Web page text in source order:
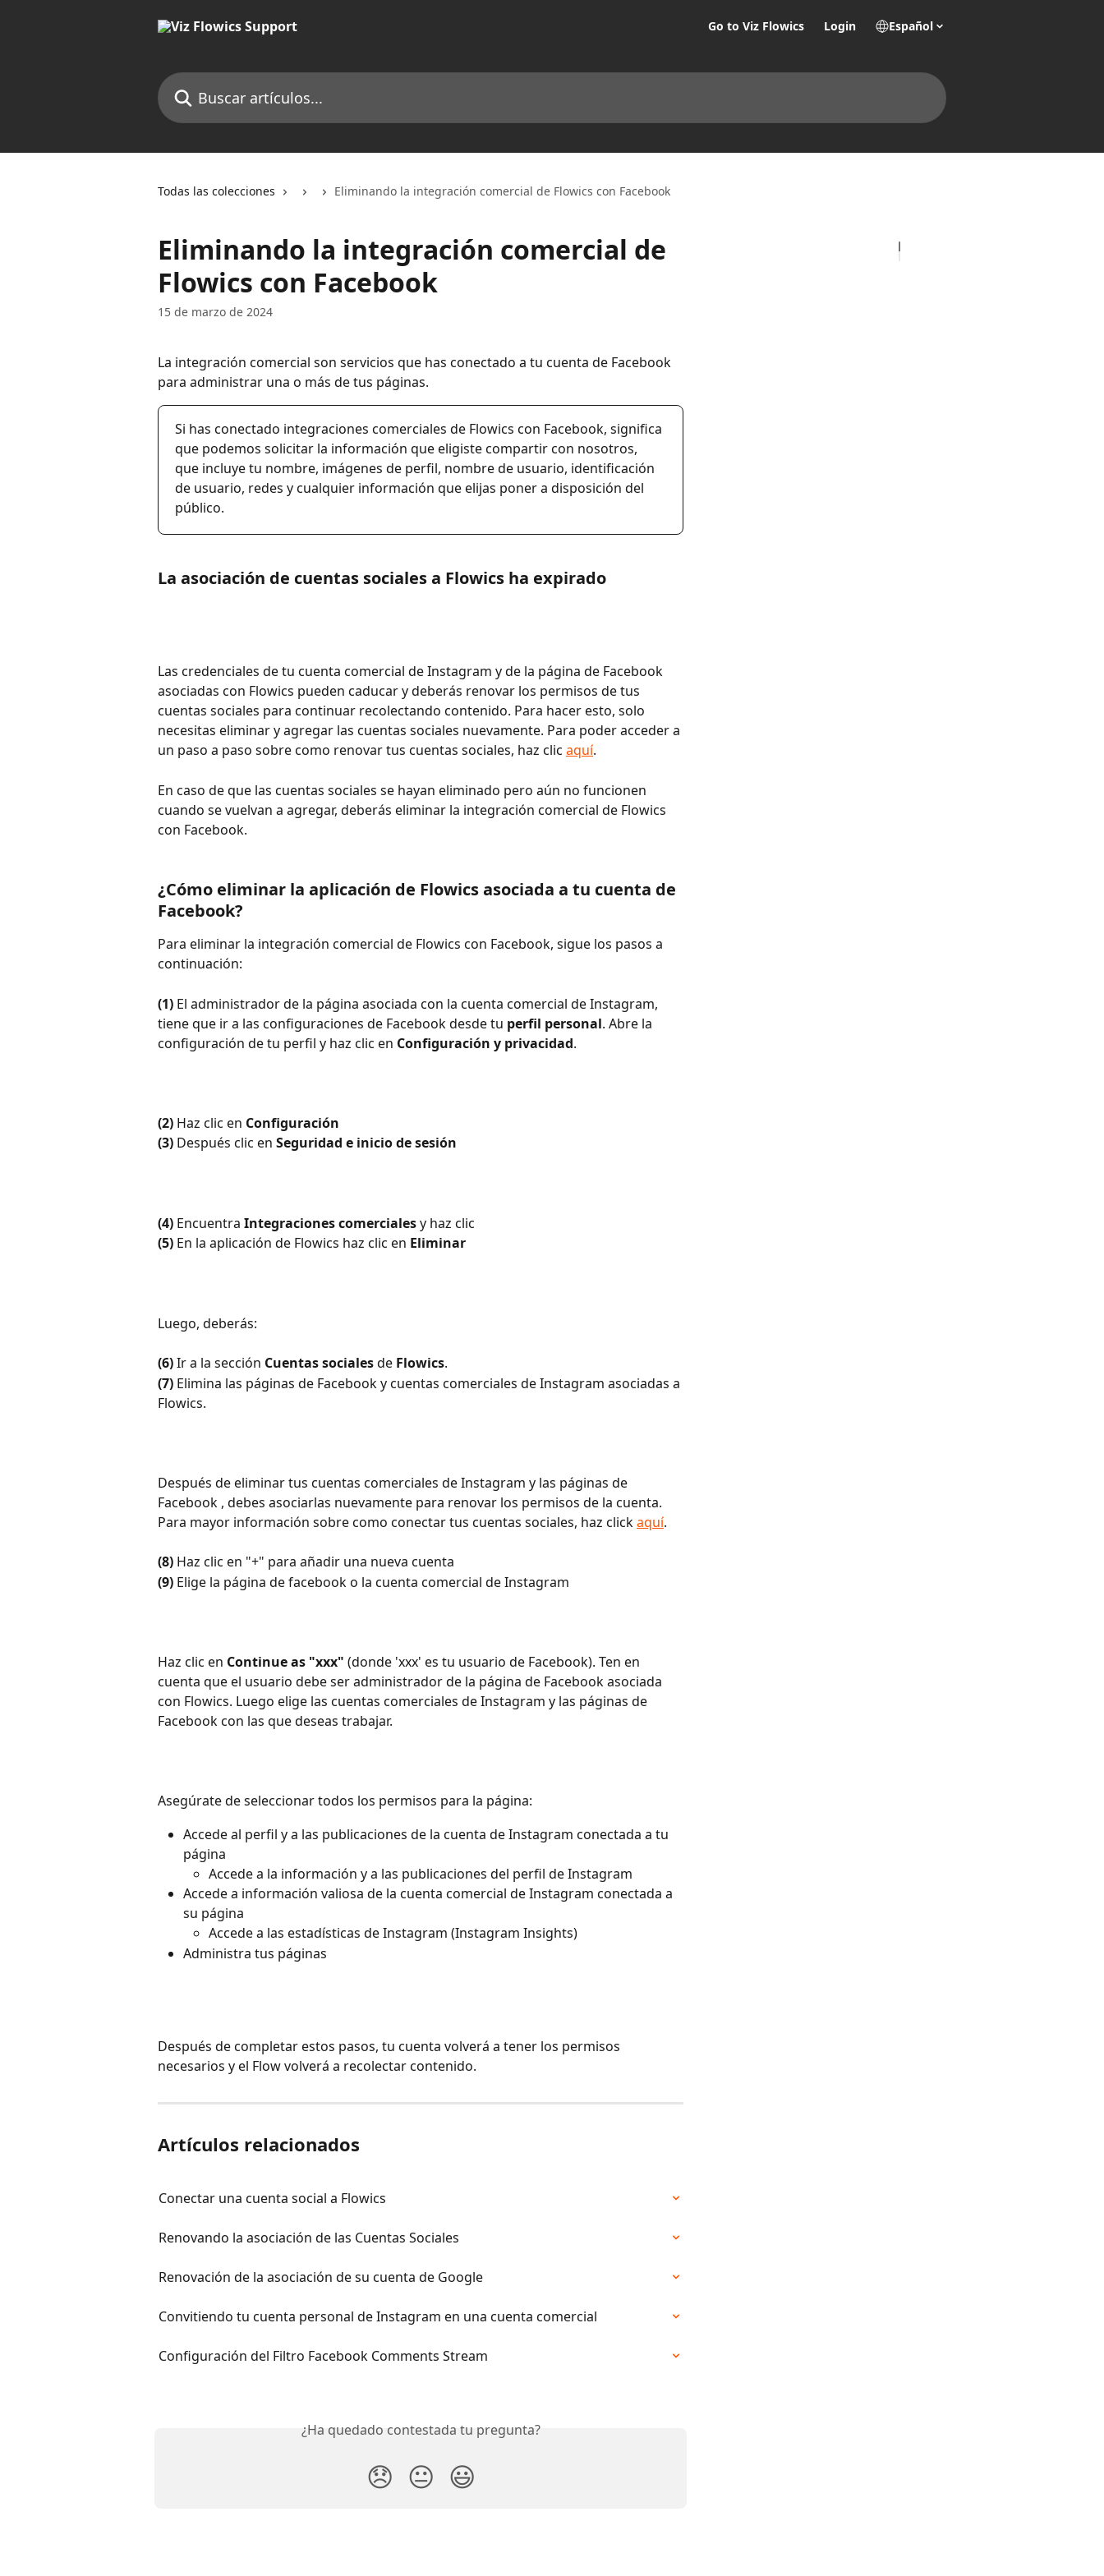
Go to Viz Flowics Login Español
Buscar artículos...
Todas las colecciones Eliminando la integración comercial de Flowics con Facebook
Eliminando la integración comercial de
Flowics con Facebook
15 de marzo de 2024
La integración comercial son servicios que has conectado a tu cuenta de Facebook
para administrar una o más de tus páginas.
Si has conectado integraciones comerciales de Flowics con Facebook, significa
que podemos solicitar la información que eligiste compartir con nosotros,
que incluye tu nombre, imágenes de perfil, nombre de usuario, identificación
de usuario, redes y cualquier información que elijas poner a disposición del
público.
La asociación de cuentas sociales a Flowics ha expirado
Las credenciales de tu cuenta comercial de Instagram y de la página de Facebook
asociadas con Flowics pueden caducar y deberás renovar los permisos de tus
cuentas sociales para continuar recolectando contenido. Para hacer esto, solo
necesitas eliminar y agregar las cuentas sociales nuevamente. Para poder acceder a
un paso a paso sobre como renovar tus cuentas sociales, haz clic aquí.
En caso de que las cuentas sociales se hayan eliminado pero aún no funcionen
cuando se vuelvan a agregar, deberás eliminar la integración comercial de Flowics
con Facebook.
¿Cómo eliminar la aplicación de Flowics asociada a tu cuenta de
Facebook?
Para eliminar la integración comercial de Flowics con Facebook, sigue los pasos a
continuación:
(1) El administrador de la página asociada con la cuenta comercial de Instagram,
tiene que ir a las configuraciones de Facebook desde tu perfil personal. Abre la
configuración de tu perfil y haz clic en Configuración y privacidad.
(2) Haz clic en Configuración
(3) Después clic en Seguridad e inicio de sesión
(4) Encuentra Integraciones comerciales y haz clic
(5) En la aplicación de Flowics haz clic en Eliminar
Luego, deberás:
(6) Ir a la sección Cuentas sociales de Flowics.
(7) Elimina las páginas de Facebook y cuentas comerciales de Instagram asociadas a
Flowics.
Después de eliminar tus cuentas comerciales de Instagram y las páginas de
Facebook , debes asociarlas nuevamente para renovar los permisos de la cuenta.
Para mayor información sobre como conectar tus cuentas sociales, haz click aquí.
(8) Haz clic en "+" para añadir una nueva cuenta
(9) Elige la página de facebook o la cuenta comercial de Instagram
Haz clic en Continue as "xxx" (donde 'xxx' es tu usuario de Facebook). Ten en
cuenta que el usuario debe ser administrador de la página de Facebook asociada
con Flowics. Luego elige las cuentas comerciales de Instagram y las páginas de
Facebook con las que deseas trabajar.
Asegúrate de seleccionar todos los permisos para la página:
Accede al perfil y a las publicaciones de la cuenta de Instagram conectada a tu
página
Accede a la información y a las publicaciones del perfil de Instagram
Accede a información valiosa de la cuenta comercial de Instagram conectada a
su página
Accede a las estadísticas de Instagram (Instagram Insights)
Administra tus páginas
Después de completar estos pasos, tu cuenta volverá a tener los permisos
necesarios y el Flow volverá a recolectar contenido.
Artículos relacionados
Conectar una cuenta social a Flowics
Renovando la asociación de las Cuentas Sociales
Renovación de la asociación de su cuenta de Google
Convitiendo tu cuenta personal de Instagram en una cuenta comercial
Configuración del Filtro Facebook Comments Stream
¿Ha quedado contestada tu pregunta?
😞 😐 😃